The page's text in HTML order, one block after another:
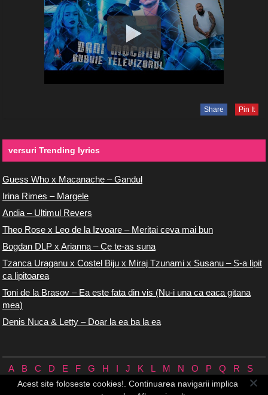
Share Pin It
versuri Trending lyrics
Guess Who x Macanache – Gandul
Irina Rimes – Margele
Andia – Ultimul Revers
Theo Rose x Leo de la Izvoare – Meritai ceva mai bun
Bogdan DLP x Arianna – Ce te-as suna
Tzanca Uraganu x Costel Biju x Miraj Tzunami x Susanu – S-a lipit
ca lipitoarea
Toni de la Brasov – Ea este fata din vis (Nu-i una ca eaca gitana
mea)
Denis Nuca & Letty – Doar la ea ba la ea
A B C D E F G H I J K L M N O P Q R
S
U W X 0/9
Acest site foloseste cookies!. Continuarea navigarii implica